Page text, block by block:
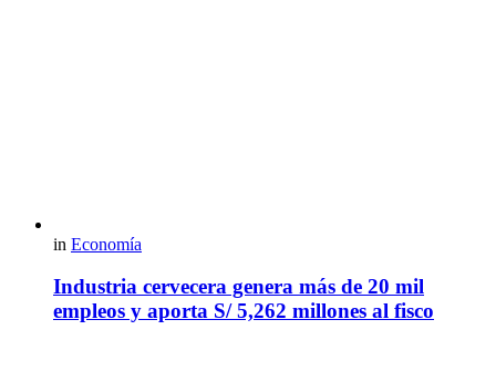
in Economía
Industria cervecera genera más de 20 mil
empleos y aporta S/ 5,262 millones al fisco